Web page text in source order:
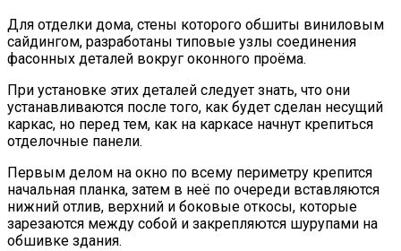
Для отделки дома, стены которого обшиты виниловым
сайдингом, разработаны типовые узлы соединения
фасонных деталей вокруг оконного проёма.
При установке этих деталей следует знать, что они
устанавливаются после того, как будет сделан несущий
каркас, но перед тем, как на каркасе начнут крепиться
отделочные панели.
Первым делом на окно по всему периметру крепится
начальная планка, затем в неё по очереди вставляются
нижний отлив, верхний и боковые откосы, которые
зарезаются между собой и закрепляются шурупами на
обшивке здания.